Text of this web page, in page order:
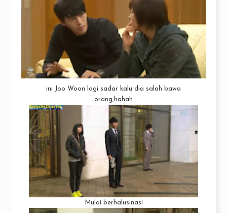
ini Joo Woon lagi sadar kalu dia salah bawa
orang,hahah
Mulai berhalusinasi